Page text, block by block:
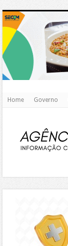
Home Governo